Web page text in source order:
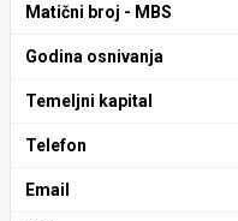
Matični broj - MBS
Godina osnivanja
Temeljni kapital
Telefon
Email